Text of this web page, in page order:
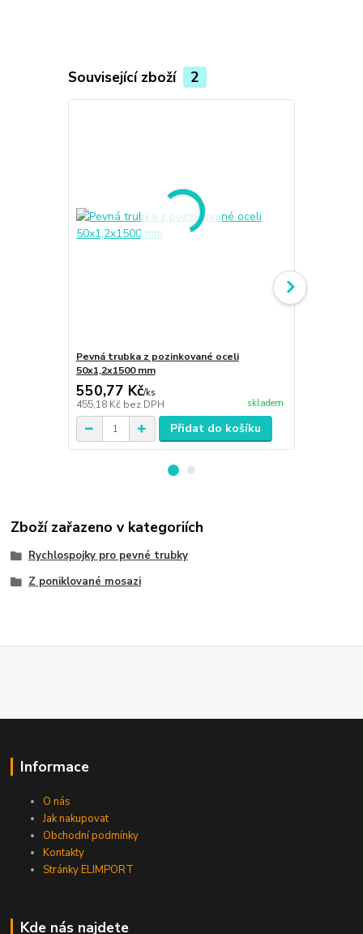
Související zboží 2
Pevná trubka z pozinkované oceli
50x1,2x1500 mm
550,77 Kč/ks
455,18 Kč bez DPH skladem
Přidat do košíku
Zboží zařazeno v kategoriích
Rychlospojky pro pevné trubky
Z poniklované mosazi
Informace
O nás
Jak nakupovat
Obchodní podmínky
Kontakty
Stránky ELIMPORT
Kde nás najdete